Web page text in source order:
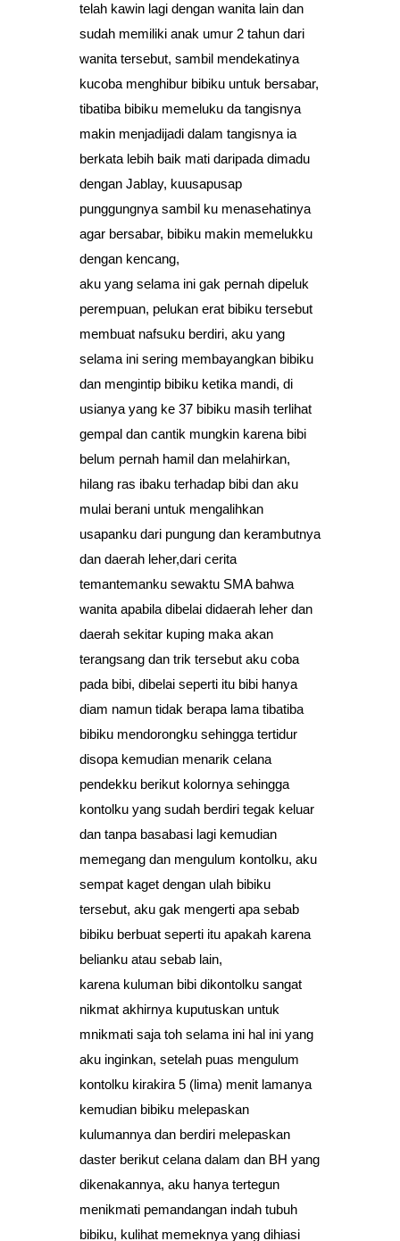
telah kawin lagi dengan wanita lain dan
sudah memiliki anak umur 2 tahun dari
wanita tersebut, sambil mendekatinya
kucoba menghibur bibiku untuk bersabar,
tibatiba bibiku memeluku da tangisnya
makin menjadijadi dalam tangisnya ia
berkata lebih baik mati daripada dimadu
dengan Jablay, kuusapusap
punggungnya sambil ku menasehatinya
agar bersabar, bibiku makin memelukku
dengan kencang,
aku yang selama ini gak pernah dipeluk
perempuan, pelukan erat bibiku tersebut
membuat nafsuku berdiri, aku yang
selama ini sering membayangkan bibiku
dan mengintip bibiku ketika mandi, di
usianya yang ke 37 bibiku masih terlihat
gempal dan cantik mungkin karena bibi
belum pernah hamil dan melahirkan,
hilang ras ibaku terhadap bibi dan aku
mulai berani untuk mengalihkan
usapanku dari pungung dan kerambutnya
dan daerah leher,dari cerita
temantemanku sewaktu SMA bahwa
wanita apabila dibelai didaerah leher dan
daerah sekitar kuping maka akan
terangsang dan trik tersebut aku coba
pada bibi, dibelai seperti itu bibi hanya
diam namun tidak berapa lama tibatiba
bibiku mendorongku sehingga tertidur
disopa kemudian menarik celana
pendekku berikut kolornya sehingga
kontolku yang sudah berdiri tegak keluar
dan tanpa basabasi lagi kemudian
memegang dan mengulum kontolku, aku
sempat kaget dengan ulah bibiku
tersebut, aku gak mengerti apa sebab
bibiku berbuat seperti itu apakah karena
belianku atau sebab lain,
karena kuluman bibi dikontolku sangat
nikmat akhirnya kuputuskan untuk
mnikmati saja toh selama ini hal ini yang
aku inginkan, setelah puas mengulum
kontolku kirakira 5 (lima) menit lamanya
kemudian bibiku melepaskan
kulumannya dan berdiri melepaskan
daster berikut celana dalam dan BH yang
dikenakannya, aku hanya tertegun
menikmati pemandangan indah tubuh
bibiku, kulihat memeknya yang dihiasi